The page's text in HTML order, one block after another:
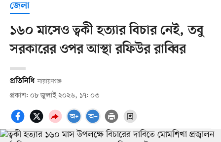
জেলা
১৬০ মাসেও ত্বকী হত্যার বিচার নেই, তবু
সরকারের ওপর আস্থা রফিউর রাব্বির
প্রতিনিধি নারায়ণগঞ্জ
প্রকাশ: ০৮ জুলাই ২০২৬, ১৭: ০৩